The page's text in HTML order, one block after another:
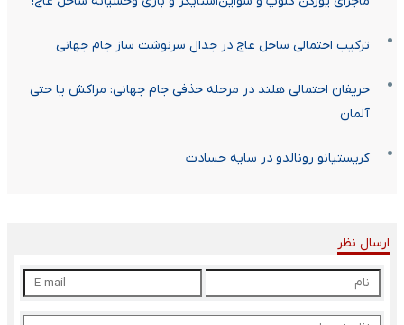
ترکیب احتمالی ساحل عاج در جدال سرنوشت ساز جام جهانی
حریفان احتمالی هلند در مرحله حذفی جام جهانی: مراکش یا حتی
آلمان
کریستیانو رونالدو در سایه حسادت
ارسال نظر